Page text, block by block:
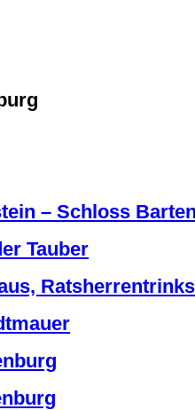
– Schloss
Tauber